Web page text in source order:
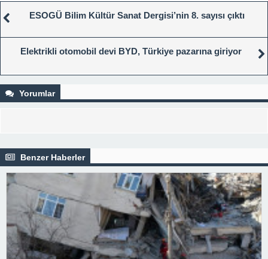
ESOGÜ Bilim Kültür Sanat Dergisi’nin 8. sayısı çıktı
Elektrikli otomobil devi BYD, Türkiye pazarına giriyor
Yorumlar
Benzer Haberler